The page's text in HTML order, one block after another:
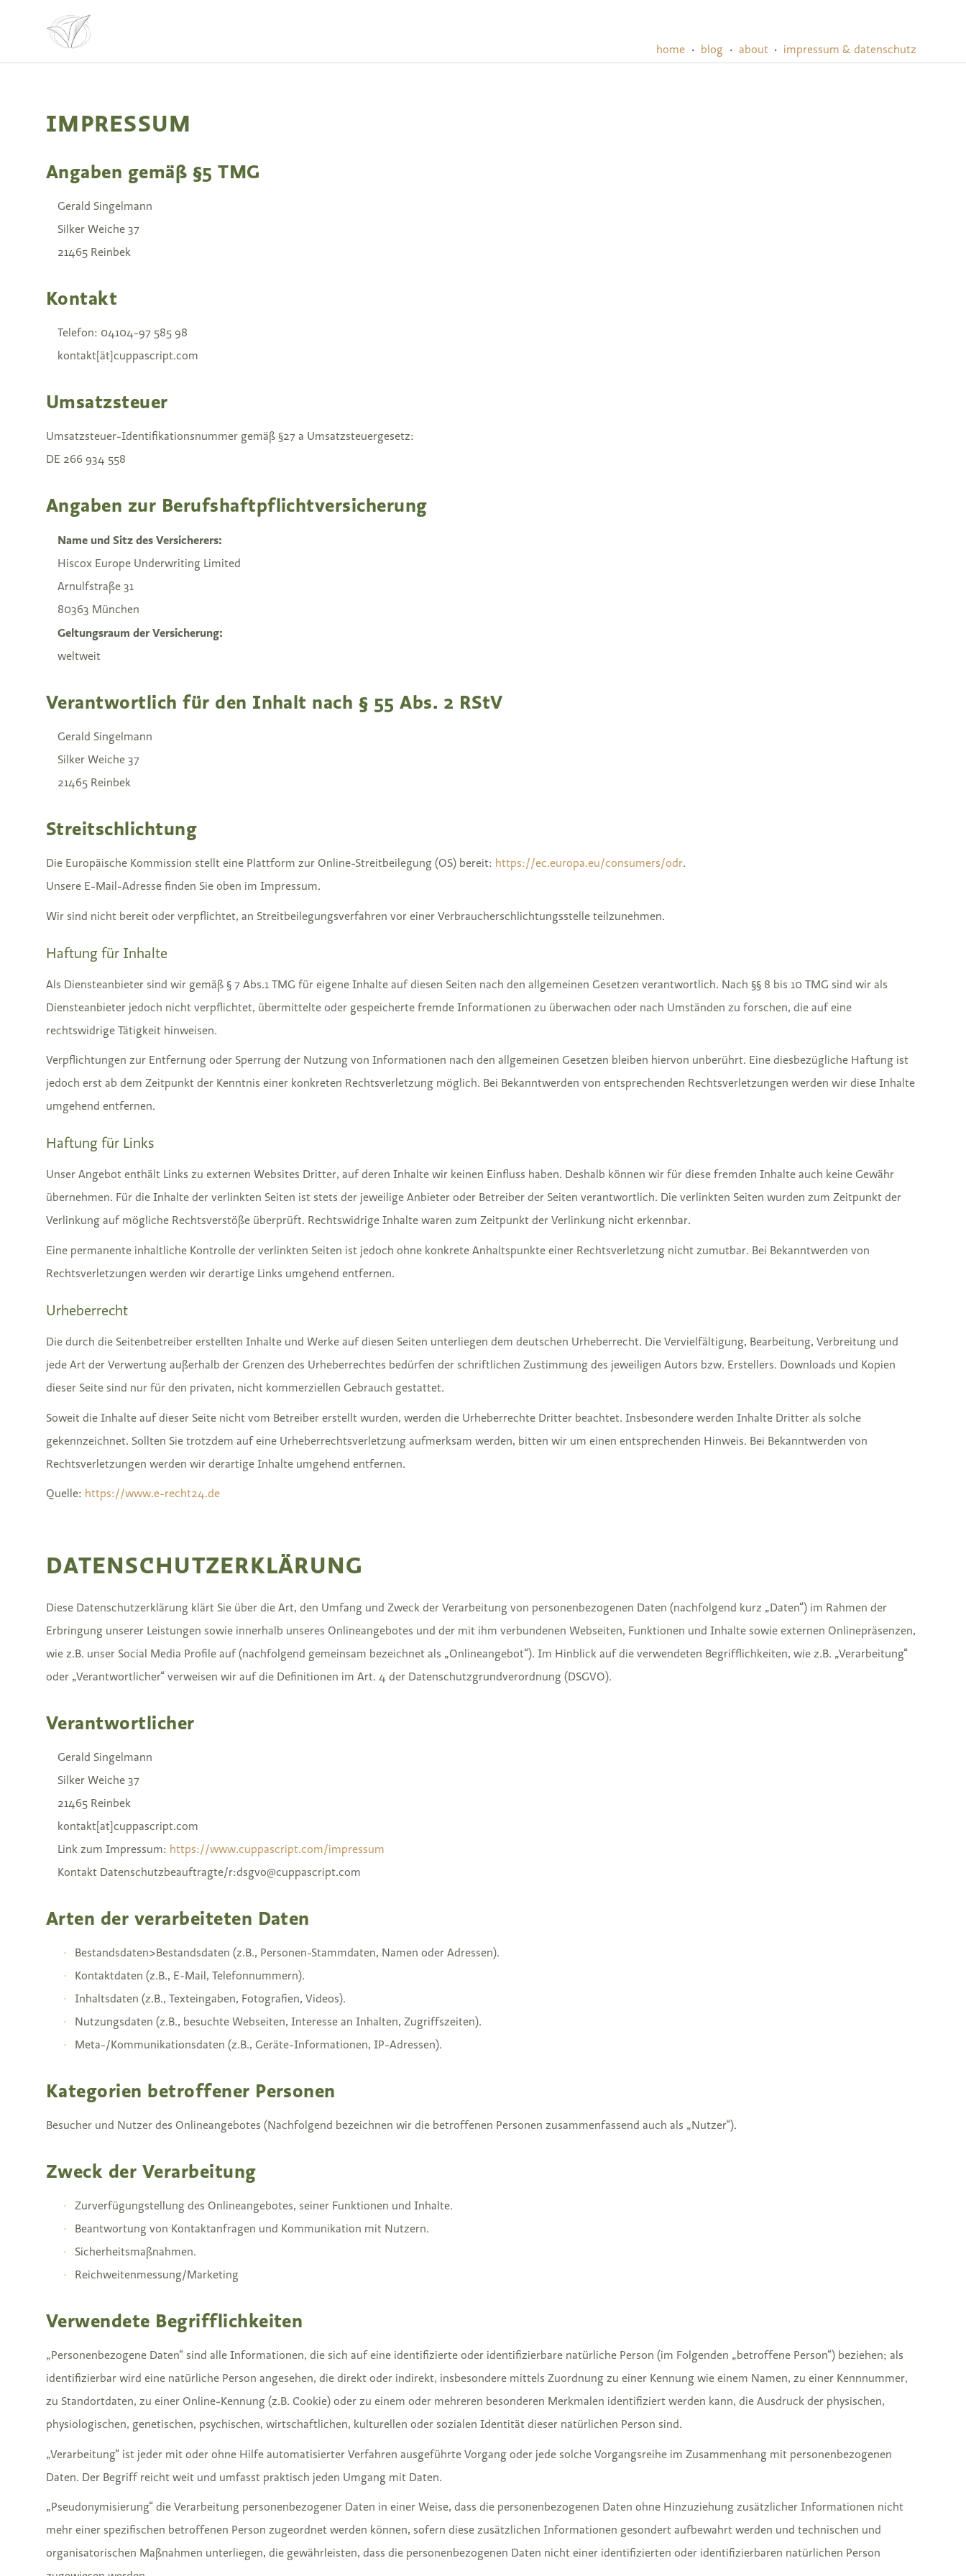
home · blog · about · impressum & datenschutz
IMPRESSUM
Angaben gemäß §5 TMG
Gerald Singelmann
Silker Weiche 37
21465 Reinbek
Kontakt
Telefon: 04104-97 585 98
kontakt[ät]cuppascript.com
Umsatzsteuer
Umsatzsteuer-Identifikationsnummer gemäß §27 a Umsatzsteuergesetz:
DE 266 934 558
Angaben zur Berufshaftpflichtversicherung
Name und Sitz des Versicherers:
Hiscox Europe Underwriting Limited
Arnulfstraße 31
80363 München
Geltungsraum der Versicherung:
weltweit
Verantwortlich für den Inhalt nach § 55 Abs. 2 RStV
Gerald Singelmann
Silker Weiche 37
21465 Reinbek
Streitschlichtung
Die Europäische Kommission stellt eine Plattform zur Online-Streitbeilegung (OS) bereit: https://ec.europa.eu/consumers/odr.
Unsere E-Mail-Adresse finden Sie oben im Impressum.
Wir sind nicht bereit oder verpflichtet, an Streitbeilegungsverfahren vor einer Verbraucherschlichtungsstelle teilzunehmen.
Haftung für Inhalte
Als Diensteanbieter sind wir gemäß § 7 Abs.1 TMG für eigene Inhalte auf diesen Seiten nach den allgemeinen Gesetzen verantwortlich. Nach §§ 8 bis 10 TMG sind wir als
Diensteanbieter jedoch nicht verpflichtet, übermittelte oder gespeicherte fremde Informationen zu überwachen oder nach Umständen zu forschen, die auf eine
rechtswidrige Tätigkeit hinweisen.
Verpflichtungen zur Entfernung oder Sperrung der Nutzung von Informationen nach den allgemeinen Gesetzen bleiben hiervon unberührt. Eine diesbezügliche Haftung ist
jedoch erst ab dem Zeitpunkt der Kenntnis einer konkreten Rechtsverletzung möglich. Bei Bekanntwerden von entsprechenden Rechtsverletzungen werden wir diese Inhalte
umgehend entfernen.
Haftung für Links
Unser Angebot enthält Links zu externen Websites Dritter, auf deren Inhalte wir keinen Einfluss haben. Deshalb können wir für diese fremden Inhalte auch keine Gewähr
übernehmen. Für die Inhalte der verlinkten Seiten ist stets der jeweilige Anbieter oder Betreiber der Seiten verantwortlich. Die verlinkten Seiten wurden zum Zeitpunkt der
Verlinkung auf mögliche Rechtsverstöße überprüft. Rechtswidrige Inhalte waren zum Zeitpunkt der Verlinkung nicht erkennbar.
Eine permanente inhaltliche Kontrolle der verlinkten Seiten ist jedoch ohne konkrete Anhaltspunkte einer Rechtsverletzung nicht zumutbar. Bei Bekanntwerden von
Rechtsverletzungen werden wir derartige Links umgehend entfernen.
Urheberrecht
Die durch die Seitenbetreiber erstellten Inhalte und Werke auf diesen Seiten unterliegen dem deutschen Urheberrecht. Die Vervielfältigung, Bearbeitung, Verbreitung und
jede Art der Verwertung außerhalb der Grenzen des Urheberrechtes bedürfen der schriftlichen Zustimmung des jeweiligen Autors bzw. Erstellers. Downloads und Kopien
dieser Seite sind nur für den privaten, nicht kommerziellen Gebrauch gestattet.
Soweit die Inhalte auf dieser Seite nicht vom Betreiber erstellt wurden, werden die Urheberrechte Dritter beachtet. Insbesondere werden Inhalte Dritter als solche
gekennzeichnet. Sollten Sie trotzdem auf eine Urheberrechtsverletzung aufmerksam werden, bitten wir um einen entsprechenden Hinweis. Bei Bekanntwerden von
Rechtsverletzungen werden wir derartige Inhalte umgehend entfernen.
Quelle: https://www.e-recht24.de
DATENSCHUTZERKLÄRUNG
Diese Datenschutzerklärung klärt Sie über die Art, den Umfang und Zweck der Verarbeitung von personenbezogenen Daten (nachfolgend kurz „Daten“) im Rahmen der
Erbringung unserer Leistungen sowie innerhalb unseres Onlineangebotes und der mit ihm verbundenen Webseiten, Funktionen und Inhalte sowie externen Onlinepräsenzen,
wie z.B. unser Social Media Profile auf (nachfolgend gemeinsam bezeichnet als „Onlineangebot“). Im Hinblick auf die verwendeten Begrifflichkeiten, wie z.B. „Verarbeitung“
oder „Verantwortlicher“ verweisen wir auf die Definitionen im Art. 4 der Datenschutzgrundverordnung (DSGVO).
Verantwortlicher
Gerald Singelmann
Silker Weiche 37
21465 Reinbek
kontakt[at]cuppascript.com
Link zum Impressum: https://www.cuppascript.com/impressum
Kontakt Datenschutzbeauftragte/r:dsgvo@cuppascript.com
Arten der verarbeiteten Daten
Bestandsdaten>Bestandsdaten (z.B., Personen-Stammdaten, Namen oder Adressen).
Kontaktdaten (z.B., E-Mail, Telefonnummern).
Inhaltsdaten (z.B., Texteingaben, Fotografien, Videos).
Nutzungsdaten (z.B., besuchte Webseiten, Interesse an Inhalten, Zugriffszeiten).
Meta-/Kommunikationsdaten (z.B., Geräte-Informationen, IP-Adressen).
Kategorien betroffener Personen
Besucher und Nutzer des Onlineangebotes (Nachfolgend bezeichnen wir die betroffenen Personen zusammenfassend auch als „Nutzer“).
Zweck der Verarbeitung
Zurverfügungstellung des Onlineangebotes, seiner Funktionen und Inhalte.
Beantwortung von Kontaktanfragen und Kommunikation mit Nutzern.
Sicherheitsmaßnahmen.
Reichweitenmessung/Marketing
Verwendete Begrifflichkeiten
„Personenbezogene Daten“ sind alle Informationen, die sich auf eine identifizierte oder identifizierbare natürliche Person (im Folgenden „betroffene Person“) beziehen; als
identifizierbar wird eine natürliche Person angesehen, die direkt oder indirekt, insbesondere mittels Zuordnung zu einer Kennung wie einem Namen, zu einer Kennnummer,
zu Standortdaten, zu einer Online-Kennung (z.B. Cookie) oder zu einem oder mehreren besonderen Merkmalen identifiziert werden kann, die Ausdruck der physischen,
physiologischen, genetischen, psychischen, wirtschaftlichen, kulturellen oder sozialen Identität dieser natürlichen Person sind.
„Verarbeitung“ ist jeder mit oder ohne Hilfe automatisierter Verfahren ausgeführte Vorgang oder jede solche Vorgangsreihe im Zusammenhang mit personenbezogenen
Daten. Der Begriff reicht weit und umfasst praktisch jeden Umgang mit Daten.
„Pseudonymisierung“ die Verarbeitung personenbezogener Daten in einer Weise, dass die personenbezogenen Daten ohne Hinzuziehung zusätzlicher Informationen nicht
mehr einer spezifischen betroffenen Person zugeordnet werden können, sofern diese zusätzlichen Informationen gesondert aufbewahrt werden und technischen und
organisatorischen Maßnahmen unterliegen, die gewährleisten, dass die personenbezogenen Daten nicht einer identifizierten oder identifizierbaren natürlichen Person